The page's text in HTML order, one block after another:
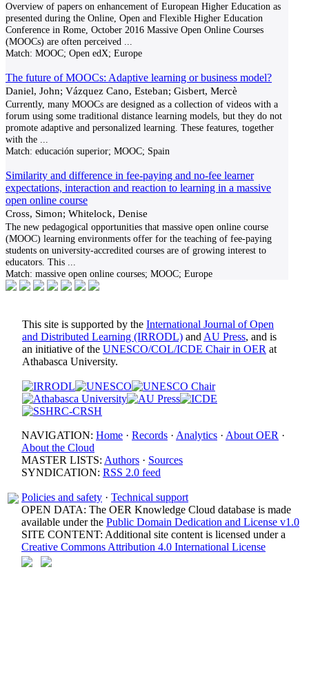
Overview of papers on enhancement of European Higher Education as
presented during the Online, Open and Flexible Higher Education
Conference in Rome, October 2016 Massive Open Online Courses
(MOOCs) are often perceived
Match: MOOC; Open edX; Europe
The future of MOOCs: Adaptive learning or business model?
Daniel, John; Vázquez Cano, Esteban; Gisbert, Mercè
Currently, many MOOCs are designed as a collection of videos with a
forum using some traditional distance learning models, but they do not
promote adaptive and personalized learning. These features, together
with the
Match: educación superior; MOOC; Spain
Similarity and difference in fee-paying and no-fee learner
expectations, interaction and reaction to learning in a massive
open online course
Cross, Simon; Whitelock, Denise
The new pedagogical opportunities that massive open online course
(MOOC) learning environments offer for the teaching of fee-paying
students on university-accredited courses are of growing interest to
educators. This
Match: massive open online courses; MOOC; Europe
This site is supported by the International Journal of Open
and Distributed Learning (IRRODL) and AU Press, and is
an initiative of the UNESCO/COL/ICDE Chair in OER at
Athabasca University.
NAVIGATION: Home · Records · Analytics · About OER ·
About the Cloud
MASTER LISTS: Authors · Sources
SYNDICATION: RSS 2.0 feed
Policies and safety · Technical support
OPEN DATA: The OER Knowledge Cloud database is made
available under the Public Domain Dedication and License v1.0
SITE CONTENT: Additional site content is licensed under a
Creative Commons Attribution 4.0 International License